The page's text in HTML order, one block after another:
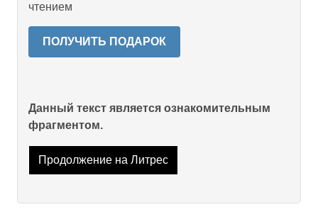
чтением
ПОЛУЧИТЬ ПОДАРОК
Данный текст является ознакомительным
фрагментом.
Продолжение на Литрес